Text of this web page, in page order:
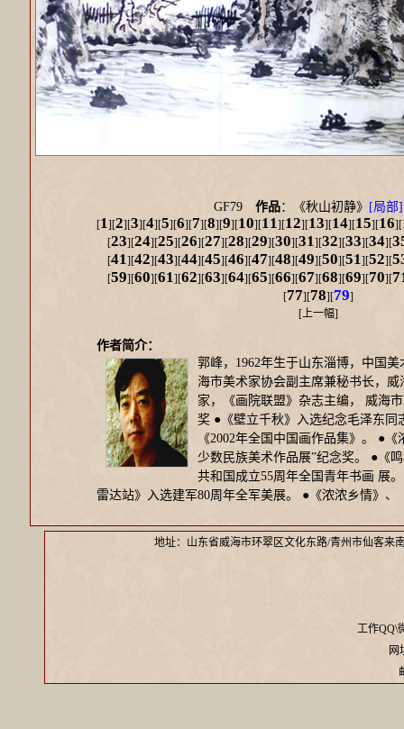
GF79 作品：《秋山初静》 [局部]
[1][2][3][4][5][6][7][8][9][10][11][12][13][14][15][16][
[23][24][25][26][27][28][29][30][31][32][33][34][
[41][42][43][44][45][46][47][48][49][50][51][52][
[59][60][61][62][63][64][65][66][67][68][69][70][
[77][78][79]
[上一幅]
作者简介：
郭峰，1962年生于山东淄博，中国
海市美术家协会副主席兼秘书长，
家，《画院联盟》杂志主编， 威海
奖 ●《壁立千秋》入选纪念毛泽东同
《2002年全国中国画作品集》。 ●
少数民族美术作品展”纪念奖。 ●《
共和国成立55周年全国青年书画 展
雷达站》入选建军80周年全军美展。 ●《浓浓乡情》
地址：山东省威海市环翠区文化东路/青州市仙客来
工作QQ\
网